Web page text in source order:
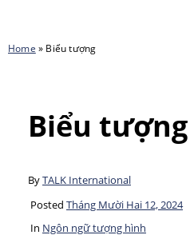
Home » Biểu tượng
Biểu tượng
ByTALK International
Posted Tháng Mười Hai 12, 2024
In Ngôn ngữ tượng hình